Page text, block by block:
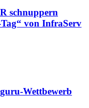
schnuppern
von InfraServ
Wettbewerb